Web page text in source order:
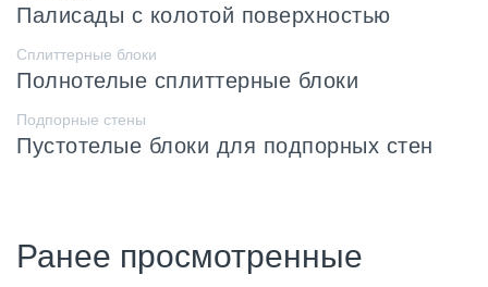
Палисады с колотой поверхностью
Сплиттерные блоки
Полнотелые сплиттерные блоки
Подпорные стены
Пустотелые блоки для подпорных стен
Ранее просмотренные